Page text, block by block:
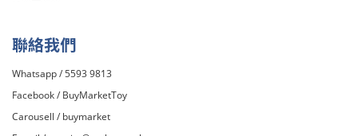
聯絡我們
Whatsapp / 5593 9813
Facebook / BuyMarketToy
Carousell / buymarket